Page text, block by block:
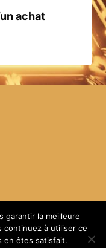
achat
vie
garantir la meilleure
continuez à utiliser ce
en êtes satisfait.